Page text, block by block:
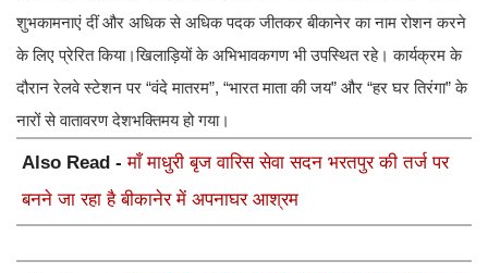
शुभकामनाएं दीं और अधिक से अधिक पदक जीतकर बीकानेर का नाम रोशन करने
के लिए प्रेरित किया।खिलाड़ियों के अभिभावकगण भी उपस्थित रहे। कार्यक्रम के
दौरान रेलवे स्टेशन पर “वंदे मातरम”, “भारत माता की जय” और “हर घर तिरंगा” के
नारों से वातावरण देशभक्तिमय हो गया।
Also Read -माँ माधुरी बृज वारिस सेवा सदन भरतपुर की तर्ज पर
बनने जा रहा है बीकानेर में अपनाघर आश्रम